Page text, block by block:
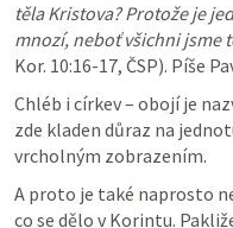
těla Kristova? Protože je
mnozí, neboť všichni jsme
Kor. 10:16-17, ČSP). Píše
Chléb i církev – obojí je
zde kladen důraz na
vrcholným zobrazením.
A proto je také naprosto
co se dělo v Korintu.